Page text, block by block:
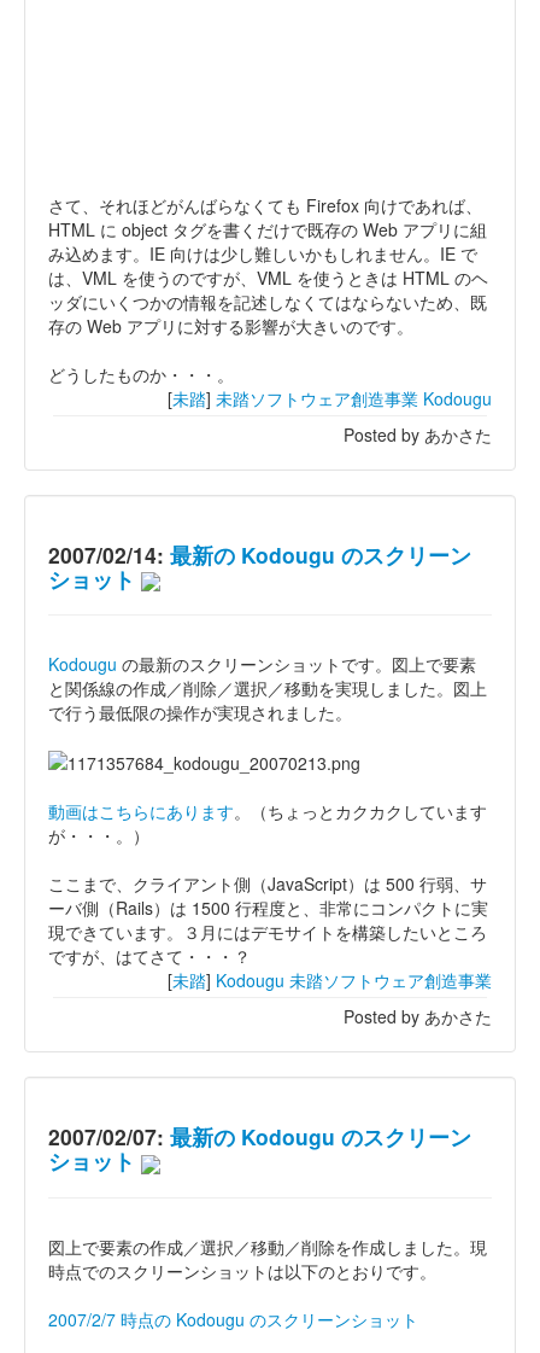
さて、それほどがんばらなくても Firefox 向けであれば、
HTML に object タグを書くだけで既存の Web アプリに組
み込めます。IE 向けは少し難しいかもしれません。IE で
は、VML を使うのですが、VML を使うときは HTML のヘ
ッダにいくつかの情報を記述しなくてはならないため、既
存の Web アプリに対する影響が大きいのです。
どうしたものか・・・。
[未踏] 未踏ソフトウェア創造事業 Kodougu
Posted by あかさた
2007/02/14: 最新の Kodougu のスクリーン
ショット
Kodougu の最新のスクリーンショットです。図上で要素
と関係線の作成／削除／選択／移動を実現しました。図上
で行う最低限の操作が実現されました。
動画はこちらにあります。（ちょっとカクカクしています
が・・・。）
ここまで、クライアント側（JavaScript）は 500 行弱、サ
ーバ側（Rails）は 1500 行程度と、非常にコンパクトに実
現できています。３月にはデモサイトを構築したいところ
ですが、はてさて・・・？
[未踏] Kodougu 未踏ソフトウェア創造事業
Posted by あかさた
2007/02/07: 最新の Kodougu のスクリーン
ショット
図上で要素の作成／選択／移動／削除を作成しました。現
時点でのスクリーンショットは以下のとおりです。
2007/2/7 時点の Kodougu のスクリーンショット